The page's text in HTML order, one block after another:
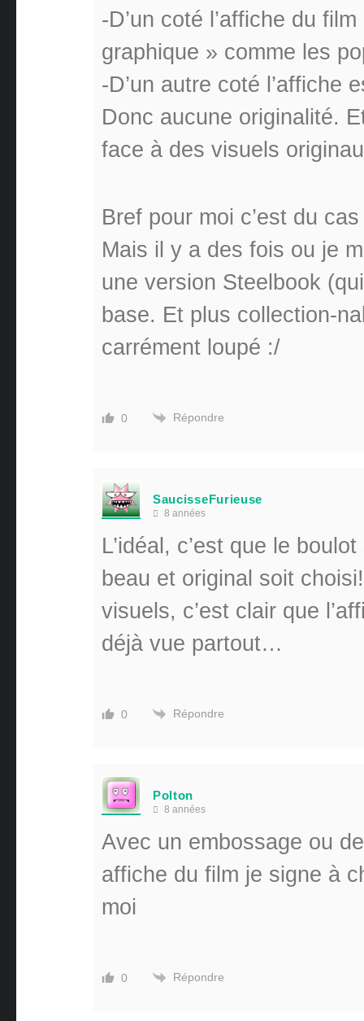
-D’un coté l’affiche du
graphique » comme les
-D’un autre coté l’affiche
Donc aucune originalité.
face à des visuels
Bref pour moi c’est du
Mais il y a des fois ou je
une version Steelbook
base. Et plus collection-
carrément loupé :/
0 Répondre
SaucisseFurieuse
8 années
L’idéal, c’est que le
beau et original soit
visuels, c’est clair que
déjà vue partout…
0 Répondre
Polton
8 années
Avec un embossage ou
affiche du film je signe à
moi
0 Répondre